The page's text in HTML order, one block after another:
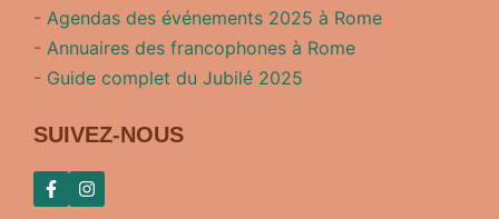
- Agendas des événements 2025 à Rome
- Annuaires des francophones à Rome
- Guide complet du Jubilé 2025
SUIVEZ-NOUS